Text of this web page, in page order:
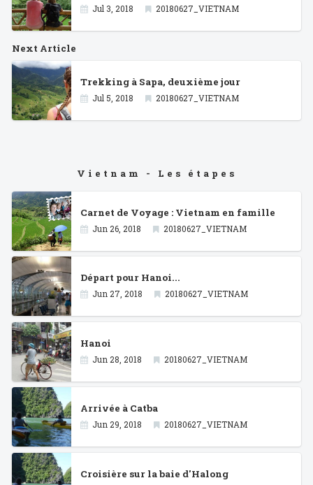
Jul 3, 2018 20180627_VIETNAM
Next Article
Trekking à Sapa, deuxième jour
Jul 5, 2018 20180627_VIETNAM
Vietnam - Les étapes
Carnet de Voyage : Vietnam en famille
Jun 26, 2018 20180627_VIETNAM
Départ pour Hanoi...
Jun 27, 2018 20180627_VIETNAM
Hanoi
Jun 28, 2018 20180627_VIETNAM
Arrivée à Catba
Jun 29, 2018 20180627_VIETNAM
Croisière sur la baie d'Halong